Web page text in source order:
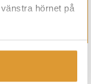
hörnet på